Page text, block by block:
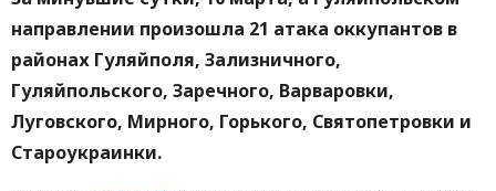
направлении произошла 21 атака оккупантов в
районах Гуляйполя, Зализничного,
Гуляйпольского, Заречного, Варваровки,
Луговского, Мирного, Горького, Святопетровки и
Староукраинки.